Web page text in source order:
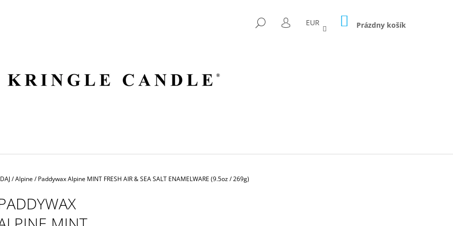
HĽADAŤ
PRIHLÁSENIE
EUR NÁKUPNÝ
KOŠÍK
Prázdny košík
/Alpine/ Paddywax Alpine MINT FRESH AIR & SEA SALT ENAMELWARE (9.5oz / 269g)
VILA HERMANOS APOTHECARY